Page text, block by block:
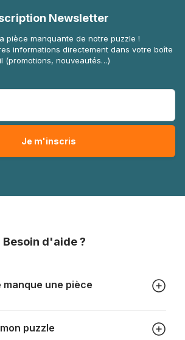
Newsletter
pièce manquante de notre puzzle !
informations directement dans votre boîte
(promotions, nouveautés…)
Besoin d'aide ?
une pièce
quand même arriver qu'il vous
puzzle